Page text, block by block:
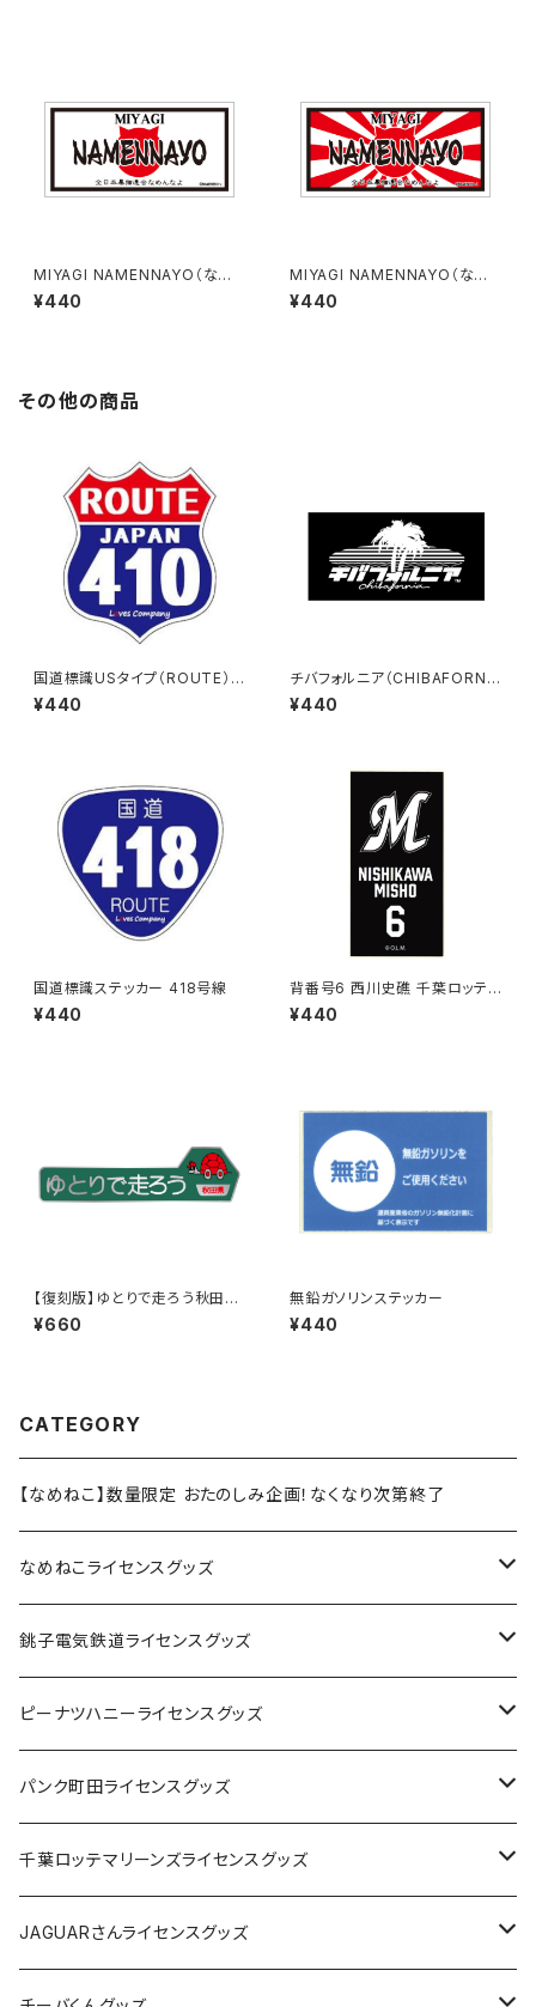
MIYAGI NAMENNAYO（なめ
ねこ）ご当地ステッカー B-5
¥440
MIYAGI NAMENNAYO（なめ
ねこ）ご当地ステッカー B-6
¥440
その他の商品
国道標識USタイプ（ROUTE）ス
テッカー 410号線
¥440
チバフォルニア（CHIBAFORNI
A）ステッカーB（Black）
¥440
国道標識ステッカー 418号線
¥440
背番号6 西川史礁 千葉ロッテマ
リーンズ 選手ステッカー（ブラッ
クB)
¥440
【復刻版】ゆとりで走ろう秋田県
（緑）：ステッカー（大）
¥660
無鉛ガソリンステッカー
¥440
CATEGORY
【なめねこ】数量限定 おたのしみ企画！なくなり次第終了
なめねこライセンスグッズ
Tシャツ
キャップ
ステッカー
缶バッジ
ホテルキーホルダー
銚子電気鉄道ライセンスグッズ
ステッカー
缶バッジ
アクリルキーホルダー
ホテルキーホルダー
ピーナツハニーライセンスグッズ
Tシャツ
キャップ
バッグ
パンク町田ライセンスグッズ
Tシャツ
キャップ
千葉ロッテマリーンズライセンスグッズ
ステッカー
ステッカー
JAGUARさんライセンスグッズ